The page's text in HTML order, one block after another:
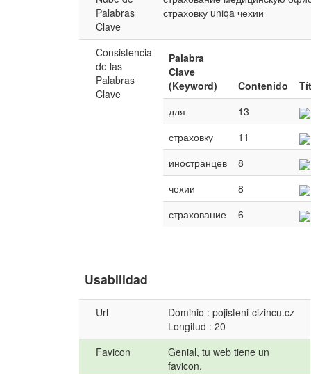
Palabras
Clave
страховку uniqa чехии
Consistencia
de las
Palabras
Clave
Palabra
Clave
(Keyword)
Contenido
для
13
страховку
11
иностранцев
8
чехии
8
страхование
6
Usabilidad
Url
Dominio : pojisteni-cizincu.cz
Longitud : 20
Favicon
Genial, tu web tiene un
favicon.